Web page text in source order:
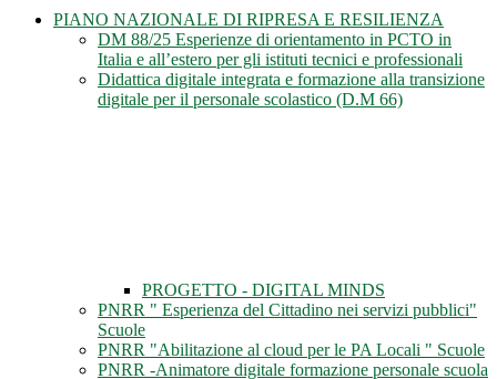
PIANO NAZIONALE DI RIPRESA E RESILIENZA
DM 88/25 Esperienze di orientamento in PCTO in
Italia e all’estero per gli istituti tecnici e professionali
Didattica digitale integrata e formazione alla transizione
digitale per il personale scolastico (D.M 66)
PROGETTO - DIGITAL MINDS
PNRR " Esperienza del Cittadino nei servizi pubblici"
Scuole
PNRR "Abilitazione al cloud per le PA Locali " Scuole
PNRR -Animatore digitale formazione personale scuola